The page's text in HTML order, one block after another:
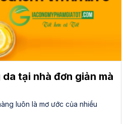
tại nhà đơn giản mà
luôn là mơ ước của nhiều